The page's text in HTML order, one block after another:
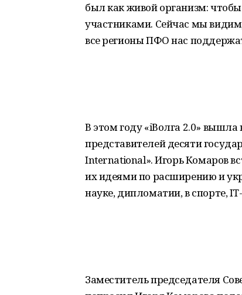
был как живой организм:
участниками. Сейчас мы
все регионы ПФО нас
В этом году «iВолга 2.0»
представителей десяти
International». Игорь Комаров
их идеями по расширению и
науке, дипломатии, в спорте,
Заместитель председателя